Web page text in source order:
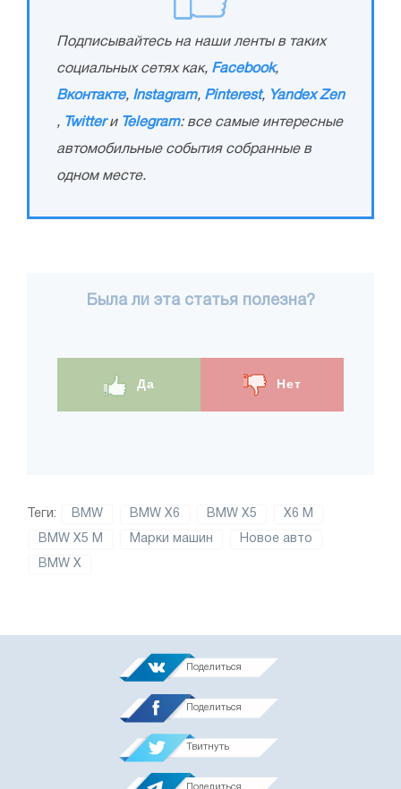
Подписывайтесь на наши ленты в таких
социальных сетях как, Facebook,
Вконтакте, Instagram, Pinterest, Yandex Zen
, Twitterи Telegram: все самые интересные
автомобильные события собранные в
одном месте.
Была ли эта статья полезна?
Да Нет
Теги: BMW BMW X6 BMW X5 X6 M
BMW X5 M Марки машин Новое авто
BMW X
Поделиться
Поделиться
Твитнуть
Поделиться